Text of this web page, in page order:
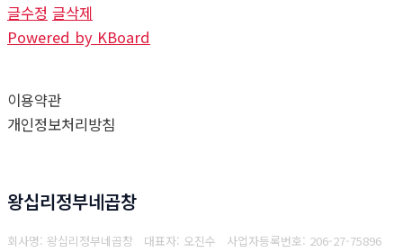
글수정 글삭제
Powered by KBoard
이용약관
개인정보처리방침
왕십리정부네곱창
회사명: 왕십리정부네곱창 대표자: 오진수 사업자등록번호: 206-27-75896